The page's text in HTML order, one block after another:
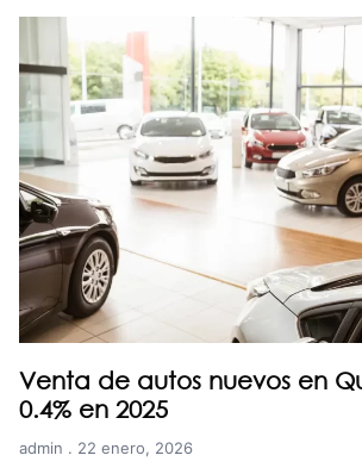
Venta de autos nuevos en
0.4% en 2025
admin 22 enero, 2026